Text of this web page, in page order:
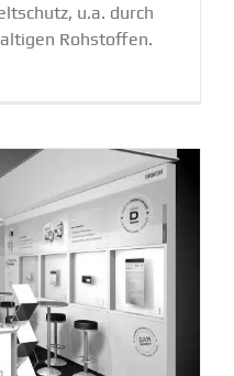
u.a. durch
Rohstoffen.